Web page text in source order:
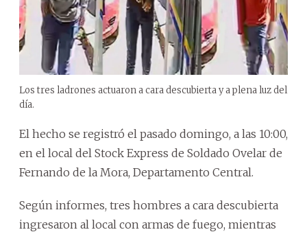
Los tres ladrones actuaron a cara descubierta y a plena luz del
día.
El hecho se registró el pasado domingo, a las 10:00,
en el local del Stock Express de Soldado Ovelar de
Fernando de la Mora, Departamento Central.
Según informes, tres hombres a cara descubierta
ingresaron al local con armas de fuego, mientras